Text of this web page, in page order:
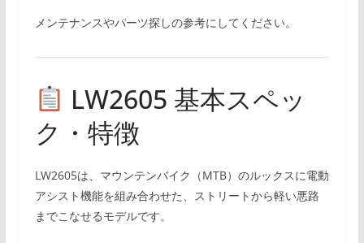
メンテナンスやパーツ探しの参考にしてください。
LW2605 基本スペッ
ク・特徴
LW2605は、マウンテンバイク（MTB）のルックスに電動
アシスト機能を組み合わせた、ストリートから軽い悪路
までこなせるモデルです。